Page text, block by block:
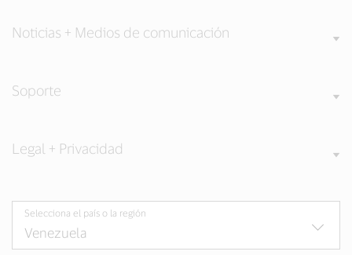
Noticias + Medios de comunicación
Soporte
Legal + Privacidad
Selecciona el país o la región